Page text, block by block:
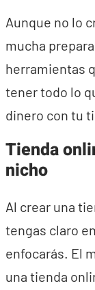
Aunque no lo
mucha
herramientas
tener todo lo
dinero con tu
Tienda
nicho
Al crear una
tengas claro
enfocarás. El
una tienda